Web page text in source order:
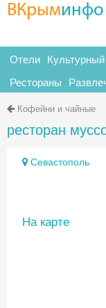
ВКрыминфо
Отели
Рестораны
Кофейни и чайные
ресторан
Севастополь
На карте